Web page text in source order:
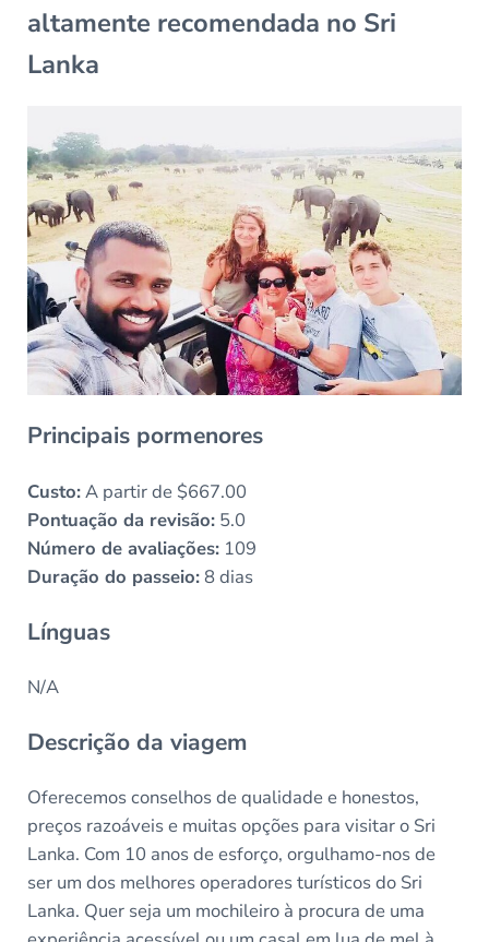
altamente recomendada no Sri
Lanka
Principais pormenores
Custo:A partir de $667.00
Pontuação da revisão:5.0
Número de avaliações:109
Duração do passeio:8 dias
Línguas
N/A
Descrição da viagem
Oferecemos conselhos de qualidade e honestos,
preços razoáveis e muitas opções para visitar o Sri
Lanka. Com 10 anos de esforço, orgulhamo-nos de
ser um dos melhores operadores turísticos do Sri
Lanka. Quer seja um mochileiro à procura de uma